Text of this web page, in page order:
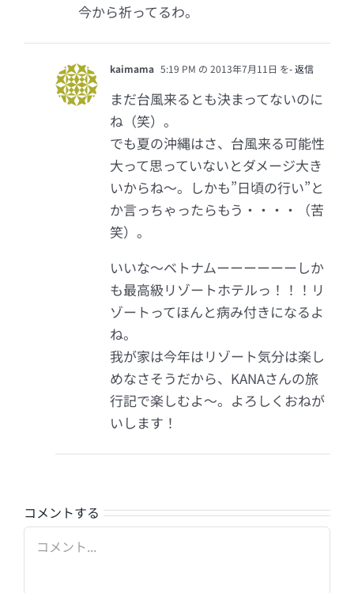
今から祈ってるわ。
kaimama 5:19 PM の 2013年7月11日 を- 返信
まだ台風来るとも決まってないのに
ね（笑）。
でも夏の沖縄はさ、台風来る可能性
大って思っていないとダメージ大き
いからね～。しかも”日頃の行い”と
か言っちゃったらもう・・・・（苦
笑）。
いいな～ベトナムーーーーーーしか
も最高級リゾートホテルっ！！！リ
ゾートってほんと病み付きになるよ
ね。
我が家は今年はリゾート気分は楽し
めなさそうだから、KANAさんの旅
行記で楽しむよ～。よろしくおねが
いします！
コメントする